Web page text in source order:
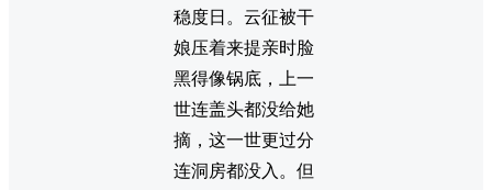
稳度日。云征被干
娘压着来提亲时脸
黑得像锅底，上一
世连盖头都没给她
摘，这一世更过分
连洞房都没入。但